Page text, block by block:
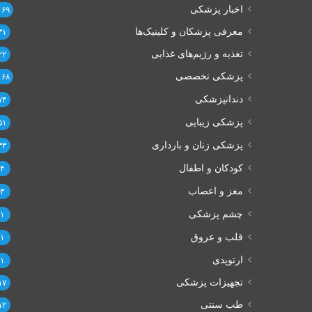
اخبار پزشکی
معرفی پزشکان و کلینیک‌ها
تغذیه و رژیم‌های غذایی
پزشکی تخصصی
دندانپزشکی
پزشکی زیبایی
پزشکی زنان و بارداری
کودکان و اطفال ۴
مغز و اعصاب ۳
چشم پزشکی ۱
قلب و عروق ۱
ارتوپدی ۱
تجهیزات پزشکی
طب سنتی